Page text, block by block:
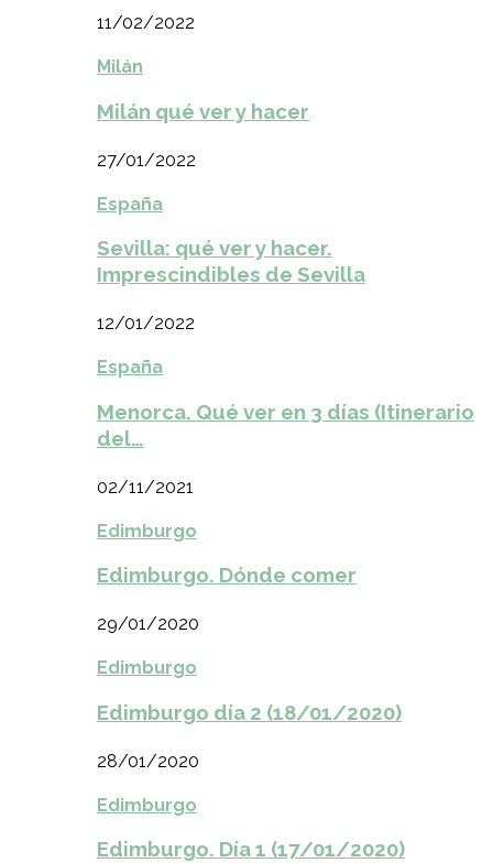
11/02/2022
Milán
Milán qué ver y hacer
27/01/2022
España
Sevilla: qué ver y hacer.
Imprescindibles de Sevilla
12/01/2022
España
Menorca. Qué ver en 3 días (Itinerario
del…
02/11/2021
Edimburgo
Edimburgo. Dónde comer
29/01/2020
Edimburgo
Edimburgo día 2 (18/01/2020)
28/01/2020
Edimburgo
Edimburgo. Día 1 (17/01/2020)